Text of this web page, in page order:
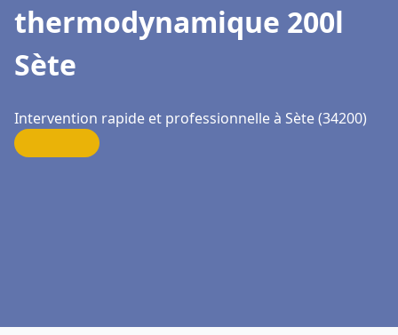
thermodynamique 200l
Sète
Intervention rapide et professionnelle à Sète (34200)